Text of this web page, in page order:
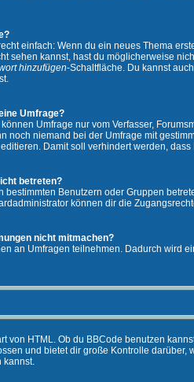
einfach: Wenn du ein neues Thema
sehen kannst, hast du möglicherweise
hinzufügen-Schaltfläche. Du kannst
Umfrage?
Umfrage nur vom Verfasser,
noch niemand bei der Umfrage mit
Damit soll verhindert werden,
betreten?
bestimmten Benutzern oder Gruppen
können dir die
nicht mitmachen?
an Umfragen teilnehmen. Dadurch wird
von HTML. Ob du BBCode benutzen
und bietet dir große Kontrolle
kannst.